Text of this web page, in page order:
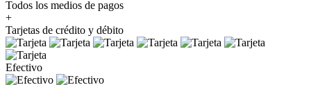
Todos los medios de pagos
+
Tarjetas de crédito y débito
Efectivo